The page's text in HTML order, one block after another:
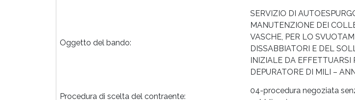
Oggetto del bando:
SERVIZIO DI
MANUTENZIONE DEI
VASCHE, PER LO
DISSABBIATORI E DEL
INIZIALE DA EFFETTUARSI
DEPURATORE DI MILI –
Procedura di scelta del contraente:
04-procedura negoziata